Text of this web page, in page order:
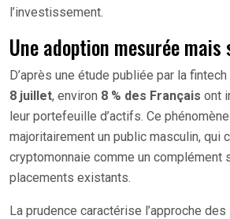
l’investissement.
Une adoption mesurée
D’après une étude publiée par la
8 juillet, environ 8 % des Français ont
leur portefeuille d’actifs. Ce
majoritairement un public masculin, qui
cryptomonnaie comme un complément
placements existants.
La prudence caractérise l’approche